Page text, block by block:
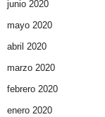
junio 2020
mayo 2020
abril 2020
marzo 2020
febrero 2020
enero 2020